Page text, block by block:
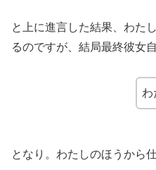
と上に進言した結果、わた
るのですが、結局最終彼女
わ
となり。わたしのほうから